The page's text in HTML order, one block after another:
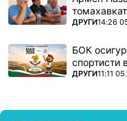
ПОВЕЧЕ ОТ
ДРУГИ14:26
БОК
спортисти
ПОВЕЧЕ ОТ
ДРУГИ11:11